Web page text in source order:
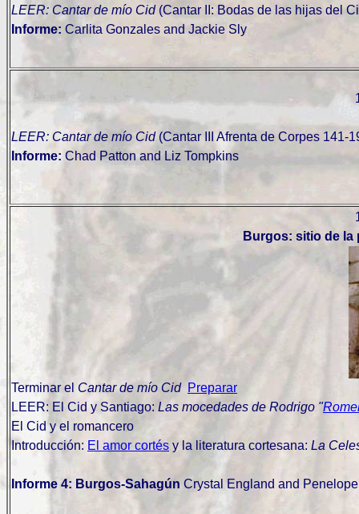
LEER: Cantar de mío Cid(Cantar II: Bodas de las hijas del
Informe: Carlita Gonzales and Jackie Sly
LEER: Cantar de mío Cid(Cantar III Afrenta de Corpes 141-
Informe: Chad Patton and Liz Tompkins
Burgos: sitio de
Terminar el Cantar de mío Cid Preparar
LEER: El Cid y Santiago: Las mocedades de Rodrigo "
El Cid y el romancero
Introducción: El amor cortés y la literatura cortesana: La
Informe 4: Burgos-Sahagún Crystal England and